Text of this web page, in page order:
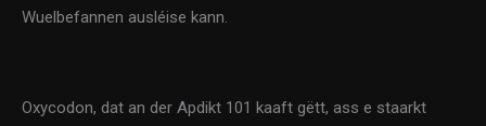
Wuelbefannen ausléise kann.
Oxycodon, dat an der Apdikt 101 kaaft gëtt, ass e staarkt